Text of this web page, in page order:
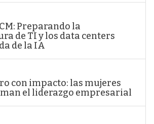
Preparando la
de TI y los data centers
de la IA
con impacto: las mujeres
el liderazgo empresarial